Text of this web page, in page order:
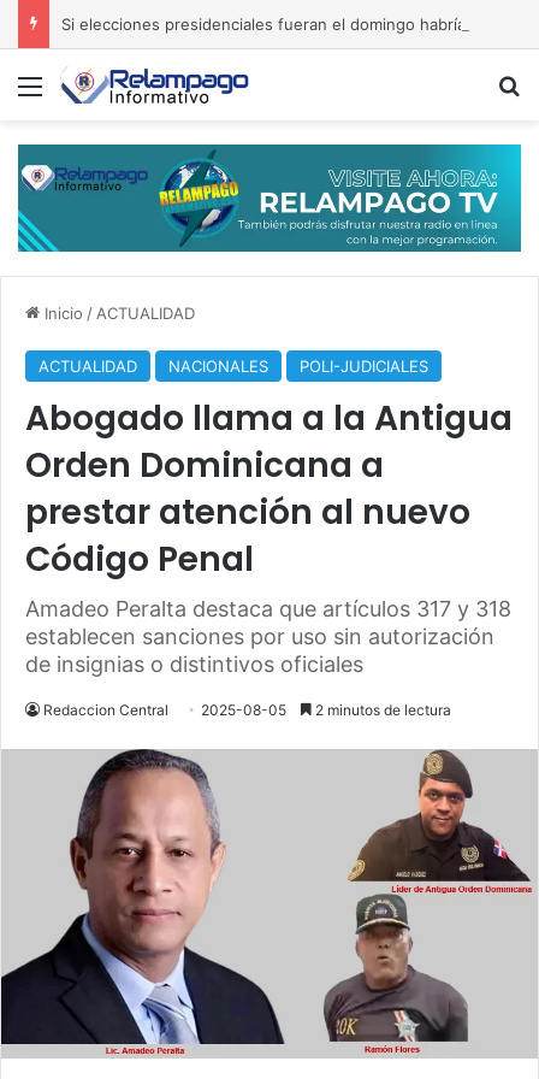
Menú
Inicio / ACTUALIDAD
ACTUALIDAD NACIONALES POLI-JUDICIALES
Abogado llama a la Antigua
Orden Dominicana a
prestar atención al nuevo
Código Penal
Amadeo Peralta destaca que artículos 317 y 318
establecen sanciones por uso sin autorización
de insignias o distintivos oficiales
Redaccion Central 2025-08-05 2 minutos de lectura